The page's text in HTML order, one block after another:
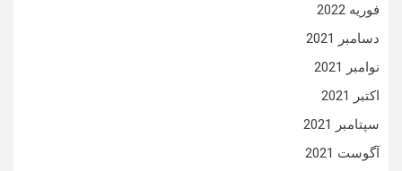
فوریه 2022
دسامبر 2021
نوامبر 2021
اکتبر 2021
سپتامبر 2021
آگوست 2021